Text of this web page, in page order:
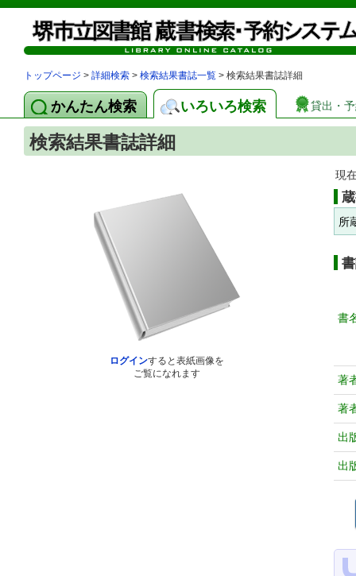
トップページ > 詳細検索 > 検索結果書誌一覧 > 検索結果書誌詳細
かんたん検索 いろいろ検索 貸出・
検索結果書誌詳細
ログインすると表紙画像を
ご覧になれます
現
所
書
著
著
出
出